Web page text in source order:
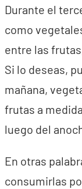
Durante el
como
entre las
Si lo deseas,
mañana,
frutas a
luego del
En otras
consumirlas